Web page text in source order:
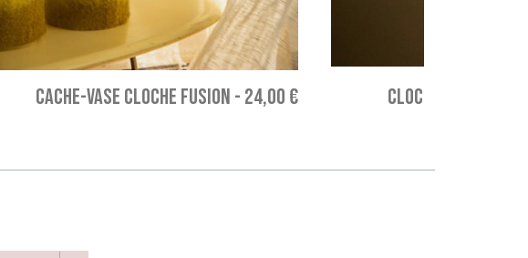
CACHE-VASE CLOCHE FUSION - 24,00 € CLOCHE RUSTIC -